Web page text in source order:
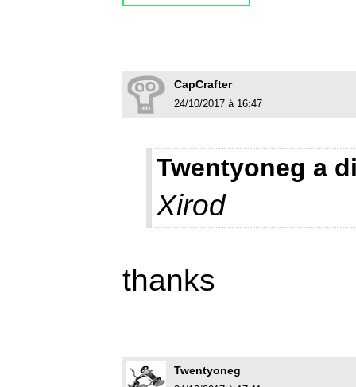
CapCrafter
24/10/2017 à 16:47
Twentyoneg a
Xirod
thanks
Twentyoneg